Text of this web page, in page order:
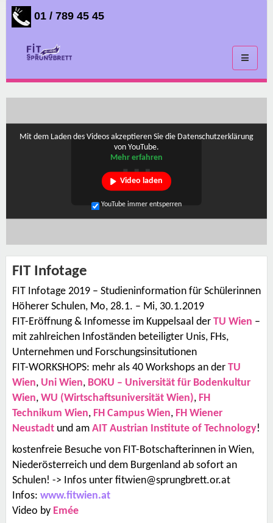
01 / 789 45 45
Toggle
Mit dem Laden des Videos akzeptieren Sie die Datenschutzerklärung
von YouTube.
Mehr erfahren
Video laden
YouTube immer entsperren
FIT Infotage
FIT Infotage 2019 – Studieninformation für Schülerinnen
Höherer Schulen, Mo, 28.1. – Mi, 30.1.2019
FIT-Eröffnung & Infomesse im Kuppelsaal der TU Wien –
mit zahlreichen Infoständen beteiligter Unis, FHs,
Unternehmen und Forschungsinsitutionen
FIT-WORKSHOPS: mehr als 40 Workshops an der TU
Wien, Uni Wien, BOKU – Universität für Bodenkultur
Wien, WU (Wirtschaftsuniversität Wien), FH
Technikum Wien, FH Campus Wien, FH Wiener
Neustadt und am AIT Austrian Institute of Technology!
kostenfreie Besuche von FIT-Botschafterinnen in Wien,
Niederösterreich und dem Burgenland ab sofort an
Schulen! -> Infos unter fitwien@sprungbrett.or.at
Infos: www.fitwien.at
Video by Emée